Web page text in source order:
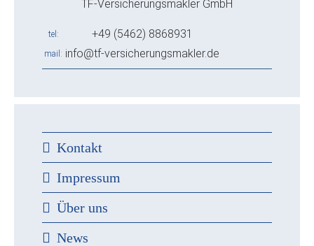
TF-Versicherungsmakler GmbH
tel +49 (5462) 8868931
mail info@tf-versicherungsmakler.de
Kontakt
Impressum
Über uns
News